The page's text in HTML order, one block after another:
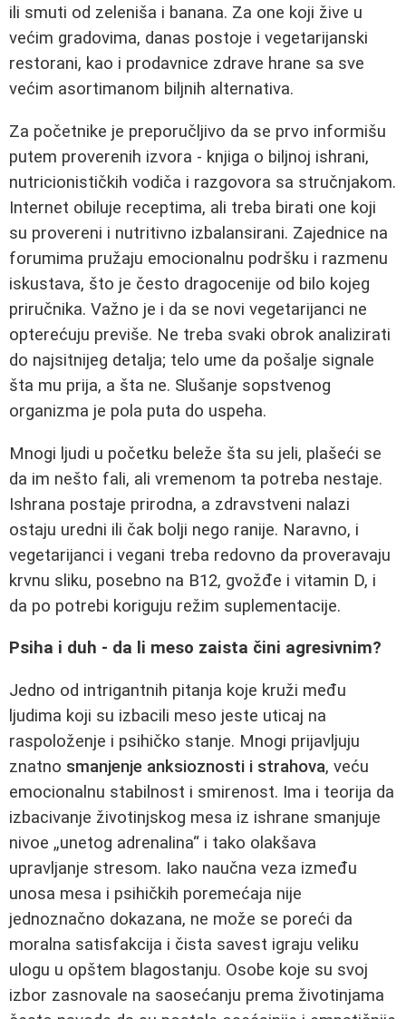
ili smuti od zeleniša i banana. Za one koji žive u
većim gradovima, danas postoje i vegetarijanski
restorani, kao i prodavnice zdrave hrane sa sve
većim asortimanom biljnih alternativa.
Za početnike je preporučljivo da se prvo informišu
putem proverenih izvora - knjiga o biljnoj ishrani,
nutricionističkih vodiča i razgovora sa stručnjakom.
Internet obiluje receptima, ali treba birati one koji
su provereni i nutritivno izbalansirani. Zajednice na
forumima pružaju emocionalnu podršku i razmenu
iskustava, što je često dragocenije od bilo kojeg
priručnika. Važno je i da se novi vegetarijanci ne
opterećuju previše. Ne treba svaki obrok analizirati
do najsitnijeg detalja; telo ume da pošalje signale
šta mu prija, a šta ne. Slušanje sopstvenog
organizma je pola puta do uspeha.
Mnogi ljudi u početku beleže šta su jeli, plašeći se
da im nešto fali, ali vremenom ta potreba nestaje.
Ishrana postaje prirodna, a zdravstveni nalazi
ostaju uredni ili čak bolji nego ranije. Naravno, i
vegetarijanci i vegani treba redovno da proveravaju
krvnu sliku, posebno na B12, gvožđe i vitamin D, i
da po potrebi koriguju režim suplementacije.
Psiha i duh - da li meso zaista čini agresivnim?
Jedno od intrigantnih pitanja koje kruži među
ljudima koji su izbacili meso jeste uticaj na
raspoloženje i psihičko stanje. Mnogi prijavljuju
znatno smanjenje anksioznosti i strahova, veću
emocionalnu stabilnost i smirenost. Ima i teorija da
izbacivanje životinjskog mesa iz ishrane smanjuje
nivoe „unetog adrenalina“ i tako olakšava
upravljanje stresom. Iako naučna veza između
unosa mesa i psihičkih poremećaja nije
jednoznačno dokazana, ne može se poreći da
moralna satisfakcija i čista savest igraju veliku
ulogu u opštem blagostanju. Osobe koje su svoj
izbor zasnovale na saosećanju prema životinjama